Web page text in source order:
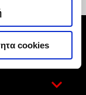
cookies